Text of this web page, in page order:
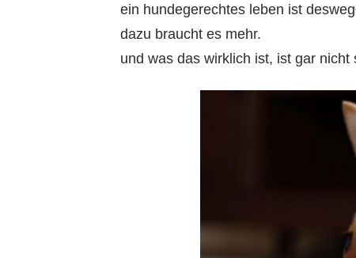
ein hundegerechtes leben ist
dazu braucht es mehr.
und was das wirklich ist, ist gar nicht